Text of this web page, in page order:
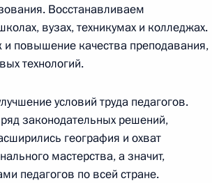
«Туризм,
«Наука»
Восстанавливаем
вузах, техникумах и колледжах.
повышение качества преподавания,
технологий.
условий труда педагогов.
законодательных решений,
география и охват
мастерства, а значит,
педагогов по всей стране.